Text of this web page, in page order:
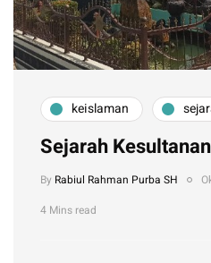
keislaman
Sejarah
By Rabiul Rahman Purba SH
4 Mins read